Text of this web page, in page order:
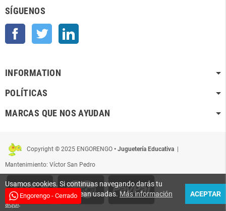
SÍGUENOS
Facebook Twitter
INFORMATION
POLÍTICAS
MARCAS QUE NOS AYUDAN
Copyright © 2025 ENGORENGO • Juguetería Educativa
Mantenimiento: Víctor San Pedro
Usamos cookies. Si continuas navegando darás tu
conformidad para que sean usadas. Más información
aquí.
ACEPTAR
Engorengo - Cerrado